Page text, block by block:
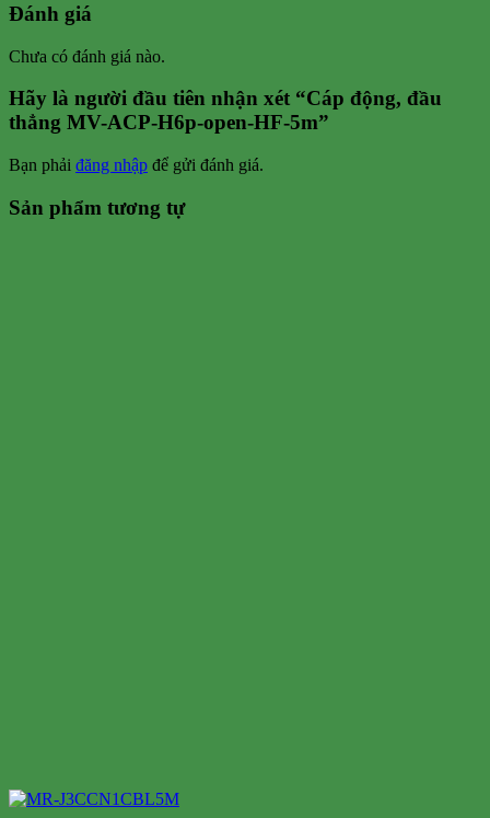
Đánh giá
Chưa có đánh giá nào.
Hãy là người đầu tiên nhận xét “Cáp động, đầu
thẳng MV-ACP-H6p-open-HF-5m”
Bạn phải đăng nhập để gửi đánh giá.
Sản phẩm tương tự